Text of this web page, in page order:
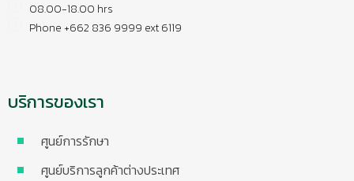
08.00-18.00 hrs
Phone +662 836 9999 ext 6119
บริการของเรา
ศูนย์การรักษา
ศูนย์บริการลูกค้าต่างประเทศ